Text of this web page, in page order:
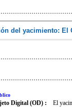
Digital (OD) :
El